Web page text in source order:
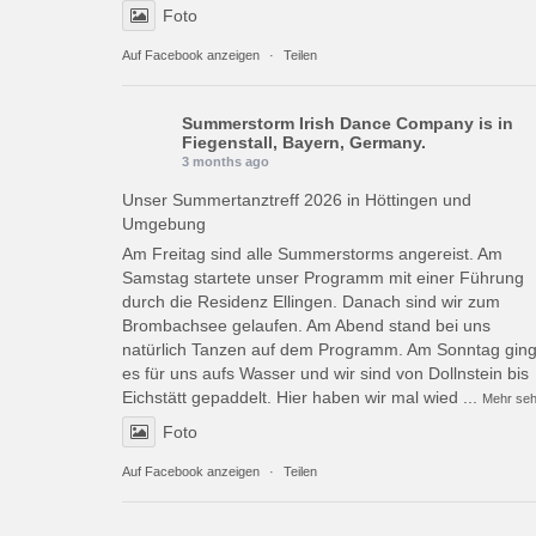
Foto
Auf Facebook anzeigen · Teilen
Summerstorm Irish Dance Company is in
Fiegenstall, Bayern, Germany.
3 months ago
Unser Summertanztreff 2026 in Höttingen und
Umgebung
Am Freitag sind alle Summerstorms angereist. Am
Samstag startete unser Programm mit einer Führung
durch die Residenz Ellingen. Danach sind wir zum
Brombachsee gelaufen. Am Abend stand bei uns
natürlich Tanzen auf dem Programm. Am Sonntag ging
es für uns aufs Wasser und wir sind von Dollnstein bis
Eichstätt gepaddelt. Hier haben wir mal wied
Mehr
Foto
Auf Facebook anzeigen · Teilen